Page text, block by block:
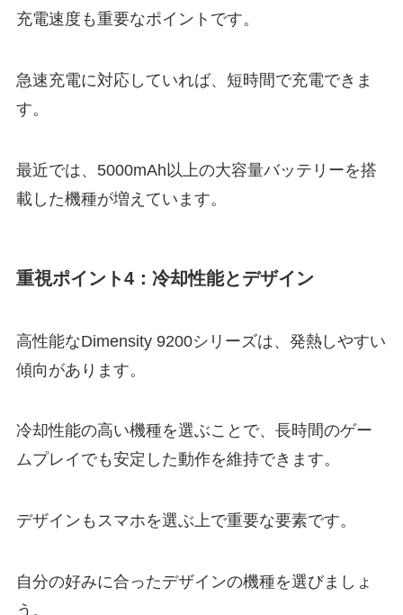
充電速度も重要なポイントです。
急速充電に対応していれば、短時間で充電できま
す。
最近では、5000mAh以上の大容量バッテリーを搭
載した機種が増えています。
重視ポイント4：冷却性能とデザイン
高性能なDimensity 9200シリーズは、発熱しやすい
傾向があります。
冷却性能の高い機種を選ぶことで、長時間のゲー
ムプレイでも安定した動作を維持できます。
デザインもスマホを選ぶ上で重要な要素です。
自分の好みに合ったデザインの機種を選びましょ
う。